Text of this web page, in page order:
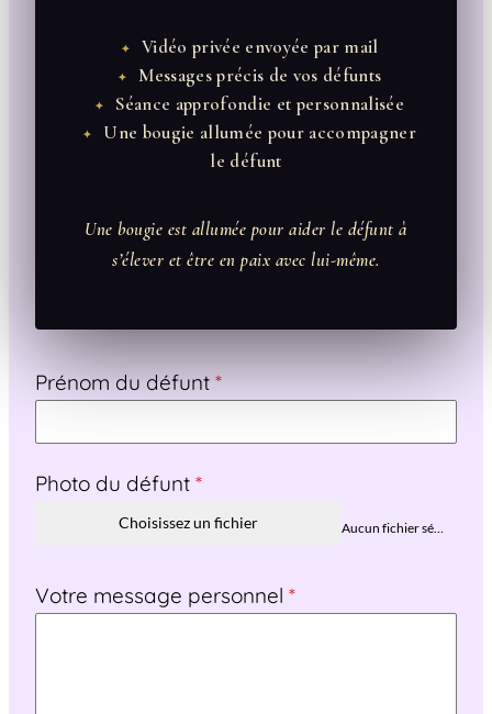
✦ Vidéo privée envoyée par mail
✦ Messages précis de vos défunts
✦ Séance approfondie et personnalisée
✦
Une bougie allumée pour accompagner
le défunt
Une bougie est allumée pour aider le défunt à
s’élever et être en paix avec lui-même.
Prénom du défunt *
Photo du défunt *
Choisissez un fichier Aucun fichier sélectionné
Votre message personnel *